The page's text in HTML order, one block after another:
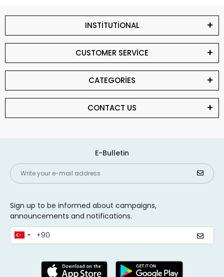
INSTİTUTİONAL
CUSTOMER SERVİCE
CATEGORİES
CONTACT US
E-Bulletin
Sign up to be informed about campaigns,
announcements and notifications.